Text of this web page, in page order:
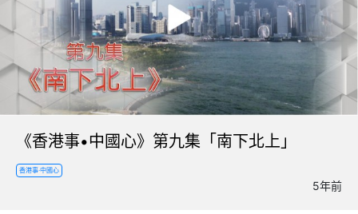
《香港事•中國心》第九集「南下北上」
香港事·中國心
5年前